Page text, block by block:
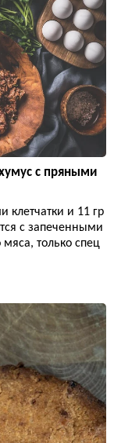
с пряными
и 11 гр
с запеченными
только спец